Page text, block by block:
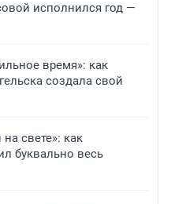
исполнился год —
время»: как
создала свой
свете»: как
буквально весь